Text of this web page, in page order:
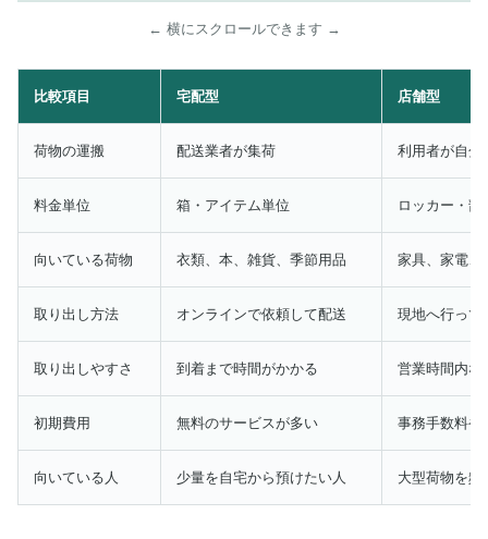
← 横にスクロールできます →
比較項目 宅配型 店舗型
荷物の運搬 配送業者が集荷 利用者が自分
料金単位 箱・アイテム単位 ロッカー・部
向いている荷物 衣類、本、雑貨、季節用品 家具、家電、
取り出し方法 オンラインで依頼して配送 現地へ行って
取り出しやすさ 到着まで時間がかかる 営業時間内な
初期費用 無料のサービスが多い 事務手数料や
向いている人 少量を自宅から預けたい人 大型荷物を頻